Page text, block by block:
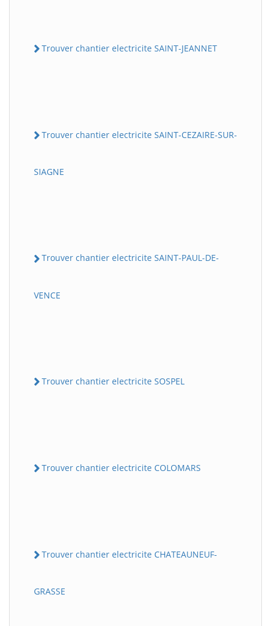
Trouver chantier electricite SAINT-JEANNET
Trouver chantier electricite SAINT-CEZAIRE-SUR-
SIAGNE
Trouver chantier electricite SAINT-PAUL-DE-
VENCE
Trouver chantier electricite SOSPEL
Trouver chantier electricite COLOMARS
Trouver chantier electricite CHATEAUNEUF-
GRASSE